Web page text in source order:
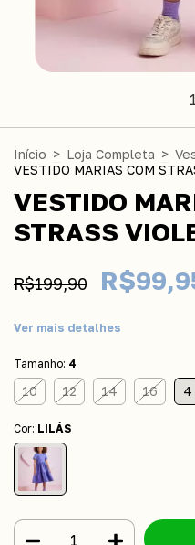
1
Início > Loja Completa >
VESTIDO MARIAS COM
VESTIDO
STRASS
R$199,90
Ver mais detalhes
Tamanho: 4
10 12 14 16 4
Cor: LILÁS